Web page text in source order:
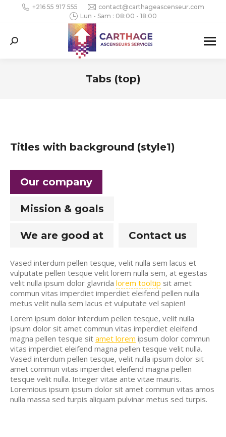
+216 55 917 555
contact@carthageascenseur.com
Lun - Sam : 08:00 - 18:00
Search:
Tabs (top)
Titles with background (style1)
Our company
Mission & goals
We are good at Contact us
Vased interdum pellen tesque, velit nulla sem lacus et
vulputate pellen tesque velit lorem nulla sem, at egestas
velit nulla ipsum dolor glavrida lorem tooltip sit amet
commun vitas imperdiet imperdiet eleifend pellen nulla
metus velit nulla sem lacus et vulputate vel sapien!
Lorem ipsum dolor interdum pellen tesque, velit nulla
ipsum dolor sit amet commun vitas imperdiet eleifend
magna pellen tesque sit amet lorem ipsum dolor commun
vitas imperdiet eleifend magna pellen tesque velit nulla.
Vased interdum pellen tesque, velit nulla ipsum dolor sit
amet commun vitas imperdiet eleifend magna pellen
tesque velit nulla. Integer vitae ante vitae mauris.
Loremious ipsum ipsum dolor sit amet commun vitas amos
nulla massa sed turpis aliquam pulvinar metus sed turpis.